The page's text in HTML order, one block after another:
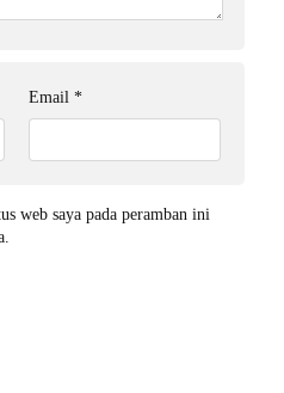
Email *
web saya pada peramban ini